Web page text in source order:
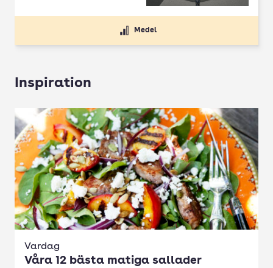
Medel
Inspiration
Vardag
Våra 12 bästa matiga sallader